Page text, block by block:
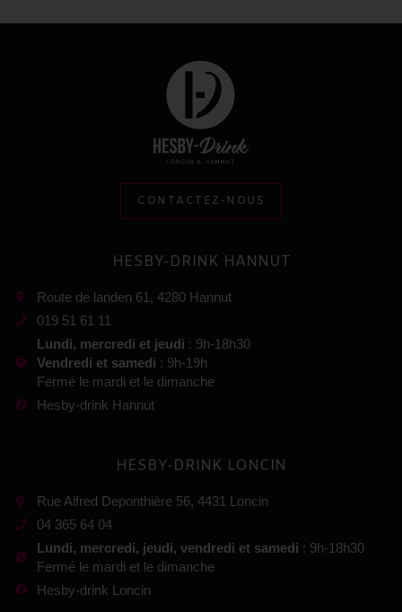
CONTACTEZ-NOUS
HESBY-DRINK HANNUT
Route de landen 61, 4280 Hannut
019 51 61 11
Lundi, mercredi et jeudi : 9h-18h30
Vendredi et samedi : 9h-19h
Fermé le mardi et le dimanche
Hesby-drink Hannut
HESBY-DRINK LONCIN
Rue Alfred Deponthière 56, 4431 Loncin
04 365 64 04
Lundi, mercredi, jeudi, vendredi et samedi : 9h-18h30
Fermé le mardi et le dimanche
Hesby-drink Loncin